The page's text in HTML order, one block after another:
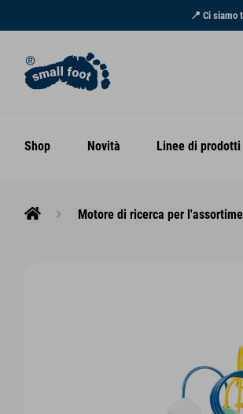
📍 Ci siamo
Shop Novità Linee di prodotti
Motore di ricerca per